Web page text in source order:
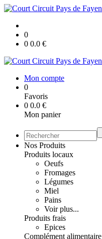
0
0 0.0 €
Mon compte
0
Favoris
0 0.0 €
Mon panier
Nos Produits
Produits locaux
Oeufs
Fromages
Légumes
Miel
Pains
Voir plus...
Produits frais
Epices
Complément alimentaire